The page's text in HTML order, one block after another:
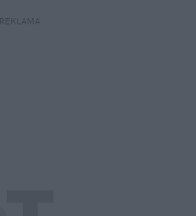
REKLAMA